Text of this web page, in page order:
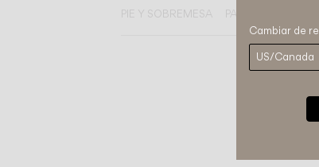
PIE Y SOBREMESA PARED
Cambiar de